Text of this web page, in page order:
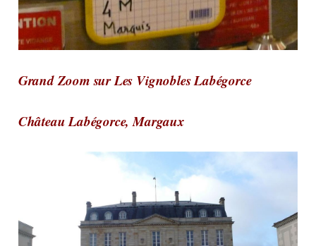
Grand Zoom sur Les Vignobles Labégorce
Château Labégorce, Margaux